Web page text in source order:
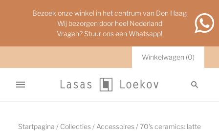
Bezoek onze winkel in het centrum van Den Haag
Wij bezorgen door heel Nederland
Vragen? Stuur ons een Whatsapp!
Winkelwagen (0)
Startpagina / Collecties / Accessoires /70's ceramics: latte